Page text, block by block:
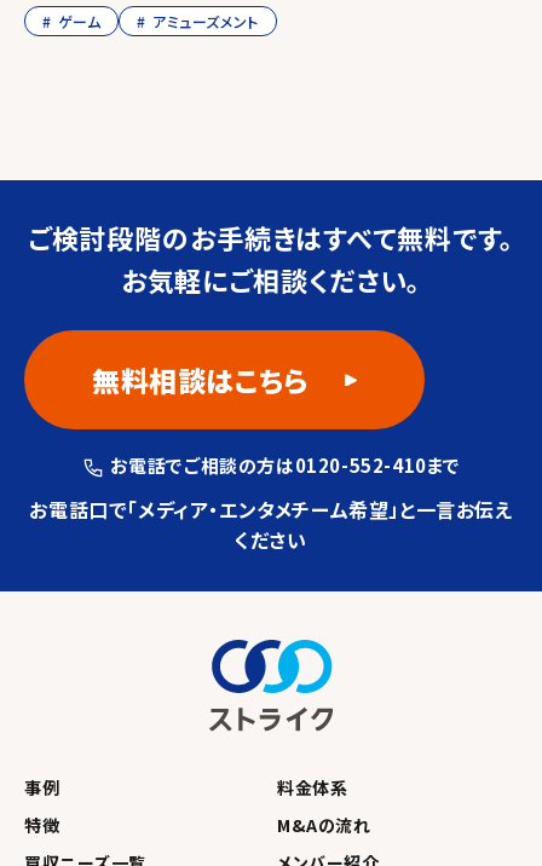
ゲーム アミューズメント
ご検討段階のお手続きはすべて無料です。
お気軽にご相談ください。
無料相談はこちら
お電話でご相談の方は0120-552-410まで
お電話口で「メディア・エンタメチーム希望」と一言お伝え
ください
事例
特徴
料金体系
M&Aの流れ